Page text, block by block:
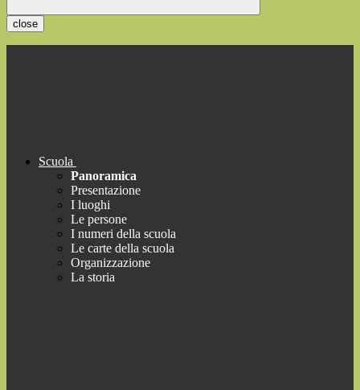
close
Scuola
Panoramica
Presentazione
I luoghi
Le persone
I numeri della scuola
Le carte della scuola
Organizzazione
La storia